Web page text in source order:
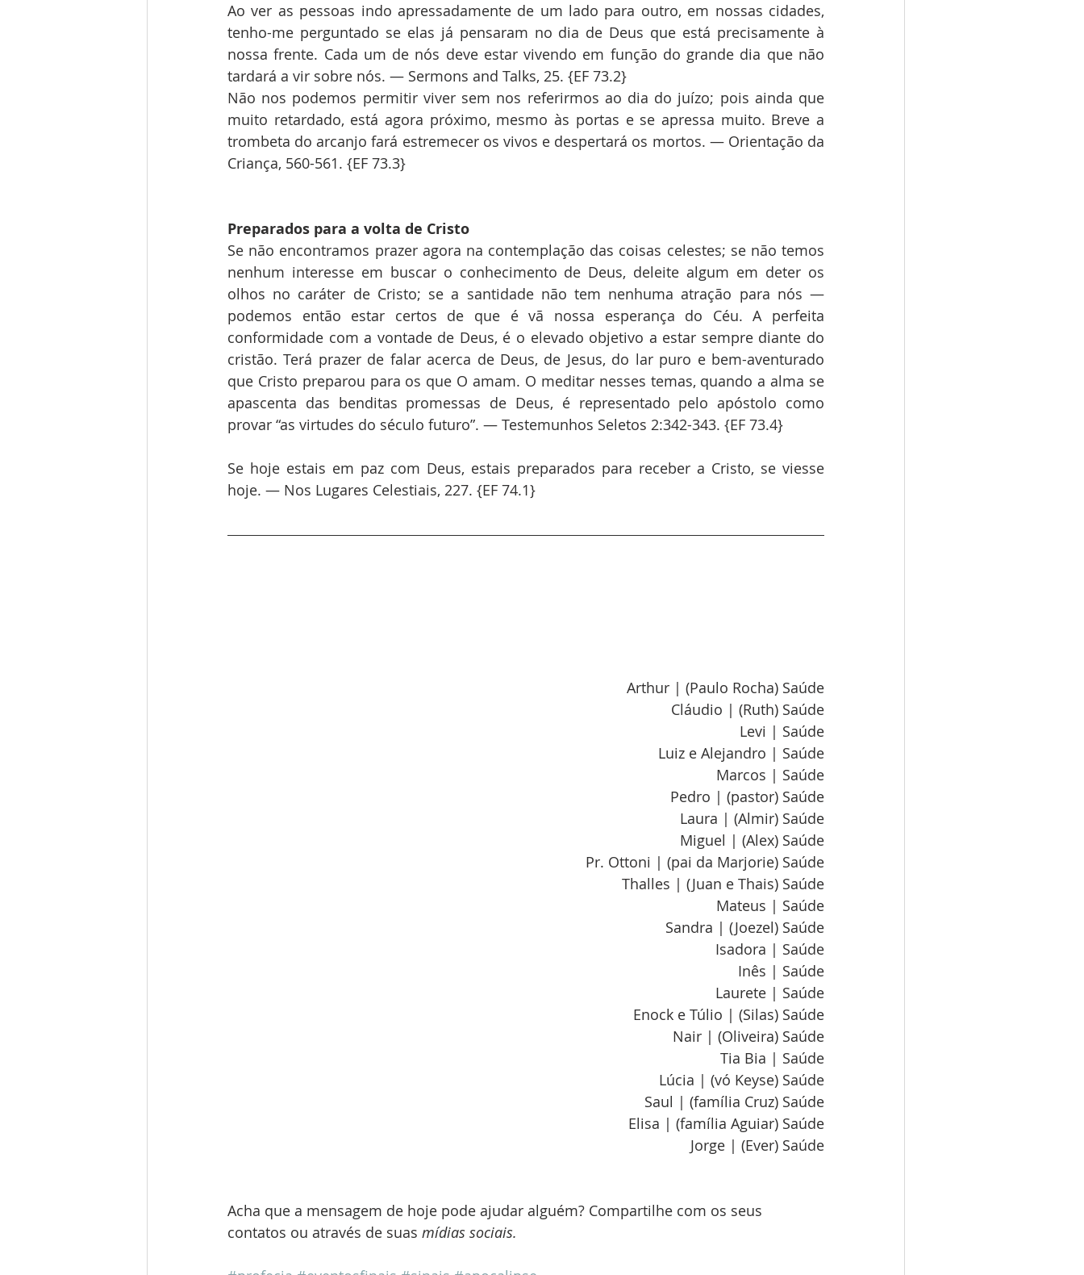
Ao ver as pessoas indo apressadamente de um lado para outro, em nossas cidades,
tenho-me perguntado se elas já pensaram no dia de Deus que está precisamente à
nossa frente. Cada um de nós deve estar vivendo em função do grande dia que não
tardará a vir sobre nós. — Sermons and Talks, 25. {EF 73.2}
Não nos podemos permitir viver sem nos referirmos ao dia do juízo; pois ainda que
muito retardado, está agora próximo, mesmo às portas e se apressa muito. Breve a
trombeta do arcanjo fará estremecer os vivos e despertará os mortos. — Orientação da
Criança, 560-561. {EF 73.3}
Preparados para a volta de Cristo
Se não encontramos prazer agora na contemplação das coisas celestes; se não temos
nenhum interesse em buscar o conhecimento de Deus, deleite algum em deter os
olhos no caráter de Cristo; se a santidade não tem nenhuma atração para nós —
podemos então estar certos de que é vã nossa esperança do Céu. A perfeita
conformidade com a vontade de Deus, é o elevado objetivo a estar sempre diante do
cristão. Terá prazer de falar acerca de Deus, de Jesus, do lar puro e bem-aventurado
que Cristo preparou para os que O amam. O meditar nesses temas, quando a alma se
apascenta das benditas promessas de Deus, é representado pelo apóstolo como
provar “as virtudes do século futuro”. — Testemunhos Seletos 2:342-343. {EF 73.4}
Se hoje estais em paz com Deus, estais preparados para receber a Cristo, se viesse
hoje. — Nos Lugares Celestiais, 227. {EF 74.1}
Arthur | (Paulo Rocha) Saúde
Cláudio | (Ruth) Saúde
Levi | Saúde
Luiz e Alejandro | Saúde
Marcos | Saúde
Pedro | (pastor) Saúde
Laura | (Almir) Saúde
Miguel | (Alex) Saúde
Pr. Ottoni | (pai da Marjorie) Saúde
Thalles | (Juan e Thais) Saúde
Mateus | Saúde
Sandra | (Joezel) Saúde
Isadora | Saúde
Inês | Saúde
Laurete | Saúde
Enock e Túlio | (Silas) Saúde
Nair | (Oliveira) Saúde
Tia Bia | Saúde
Lúcia | (vó Keyse) Saúde
Saul | (família Cruz) Saúde
Elisa | (família Aguiar) Saúde
Jorge | (Ever) Saúde
Acha que a mensagem de hoje pode ajudar alguém? Compartilhe com os seus
contatos ou através de suas mídias sociais.